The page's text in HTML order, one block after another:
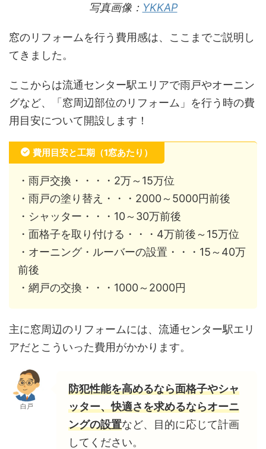
写真画像： YKKAP
窓のリフォームを行う費用感は、ここまでご説明し
てきました。
ここからは流通センター駅エリアで雨戸やオーニン
グなど、「窓周辺部位のリフォーム」を行う時の費
用目安について開設します！
費用目安と工期（1窓あたり）
・雨戸交換・・・・2万～15万位
・雨戸の塗り替え・・・2000～5000円前後
・シャッター・・・10～30万前後
・面格子を取り付ける・・・4万前後～15万位
・オーニング・ルーバーの設置・・・15～40万
前後
・網戸の交換・・・1000～2000円
主に窓周辺のリフォームには、流通センター駅エリ
アだとこういった費用がかかります。
白戸
防犯性能を高めるなら面格子やシャ
ッター、快適さを求めるならオーニ
ングの設置など、目的に応じて計画
してください。